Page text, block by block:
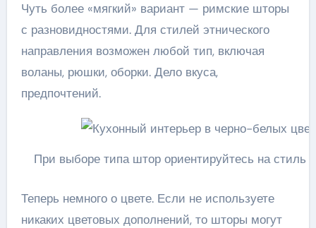
Чуть более «мягкий» вариант — римские шторы
с разновидностями. Для стилей этнического
направления возможен любой тип, включая
воланы, рюшки, оборки. Дело вкуса,
предпочтений.
При выборе типа штор ориентируйтесь на стиль
Теперь немного о цвете. Если не используете
никаких цветовых дополнений, то шторы могут